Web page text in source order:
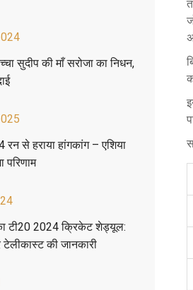
सुदीप की माँ सरोजा का निधन,
से हराया हांगकांग – एशिया
टी20 2024 क्रिकेट शेड्यूल:
टेलीकास्ट की जानकारी